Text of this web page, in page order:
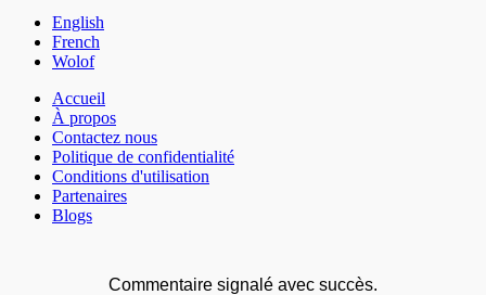
English
French
Wolof
Accueil
À propos
Contactez nous
Politique de confidentialité
Conditions d'utilisation
Partenaires
Blogs
Commentaire signalé avec succès.